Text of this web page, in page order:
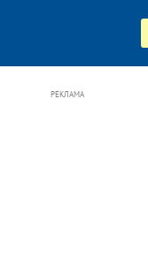
РЕКЛАМА